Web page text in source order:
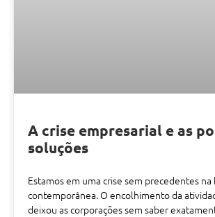
A crise empresarial e as
soluções
Estamos em uma crise sem precedentes na
contemporânea. O encolhimento da
deixou as corporações sem saber